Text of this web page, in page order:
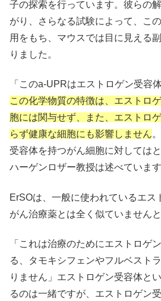
子の探索を行っています。彼らの
がり、さらなる試験によって、こ
用をもち、マウスでは目に見える
りました。
「このa-UPRはエストロゲン受容
この化学物質の特徴は、エストロ
胞には関与せず、また、エストロ
らず健康な細胞にも影響しません
受容体を持つがん細胞に対しては
ハーゲンロザー教授は述べています
ErSOは、一般に使われているエス
がん治療薬とは全く似ていません
「これは治療のためにエストロゲ
る、タモキシフェンやフルベスト
りません」エストロゲン受容体と
るのは一緒ですが、エストロゲン